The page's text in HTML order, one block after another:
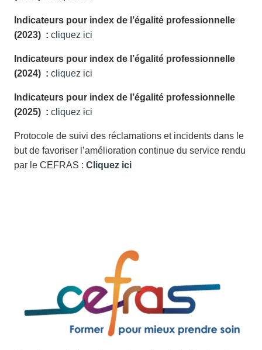
Indicateurs pour index de l’égalité professionnelle
(2023) : cliquez ici
Indicateurs pour index de l’égalité professionnelle
(2024) : cliquez ici
Indicateurs pour index de l’égalité professionnelle
(2025) : cliquez ici
Protocole de suivi des réclamations et incidents dans le
but de favoriser l’amélioration continue du service rendu
par le CEFRAS : Cliquez ici